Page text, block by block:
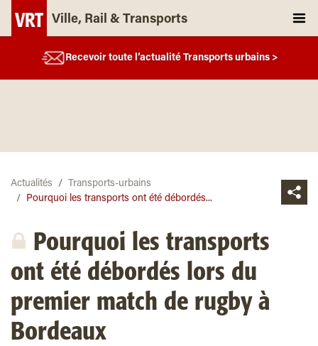
Ville, Rail & Transports
Recevoir toute l’actualité Transports urbains >
Actualités
Transports-urbains
Pourquoi les transports ont été débordés...
Pourquoi les transports
ont été débordés lors du
premier match de rugby à
Bordeaux